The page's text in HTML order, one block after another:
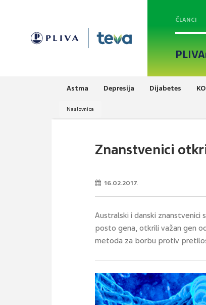
ČLANCI
Astma Depresija Dijabetes
Naslovnica
Znanstvenici
16.02.2017.
Australski i danski znanstvenici
posto gena, otkrili važan gen
metoda za borbu protiv